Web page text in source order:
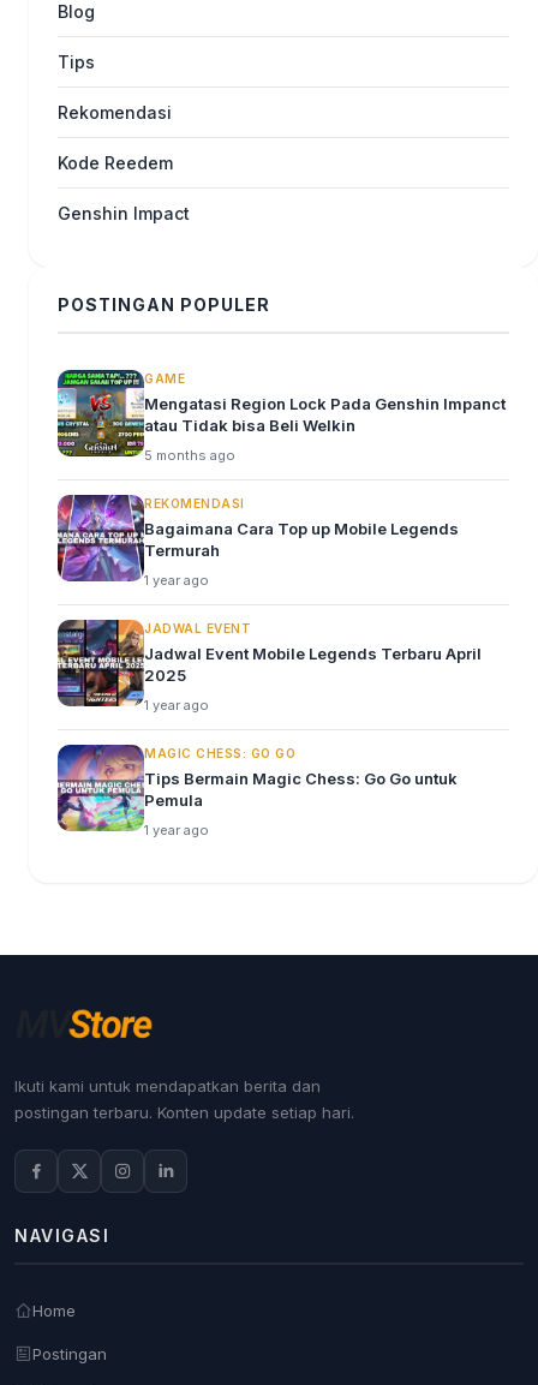
Blog
Tips
Rekomendasi
Kode Reedem
Genshin Impact
POSTINGAN POPULER
GAME
Mengatasi Region Lock Pada Genshin Impanct
atau Tidak bisa Beli Welkin
5 months ago
REKOMENDASI
Bagaimana Cara Top up Mobile Legends
Termurah
1 year ago
JADWAL EVENT
Jadwal Event Mobile Legends Terbaru April
2025
1 year ago
MAGIC CHESS: GO GO
Tips Bermain Magic Chess: Go Go untuk
Pemula
1 year ago
Ikuti kami untuk mendapatkan berita dan
postingan terbaru. Konten update setiap hari.
NAVIGASI
Home
Postingan